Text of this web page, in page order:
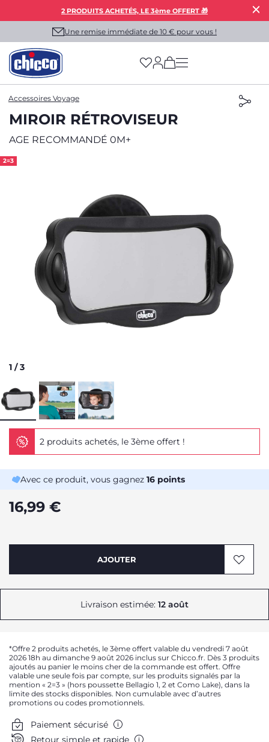
2 PRODUITS ACHETÉS, LE 3ème OFFERT 🎁
Une remise immédiate de 10 € pour vous !
(has more options
Accessoires Voyage
MIROIR RÉTROVISEUR
AGE RECOMMANDÉ 0M+
2=3
1 /3
2 produits achetés, le 3ème offert !
Avec ce produit, vous gagnez 16 points
16,99 €
AJOUTER
Livraison estimée: 12 août
*Offre 2 produits achetés, le 3ème offert valable du vendredi 7 août
2026 18h au dimanche 9 août 2026 inclus sur Chicco.fr. Dès 3 produits
ajoutés au panier le moins cher de la commande est offert. Offre
valable une seule fois par compte, sur les produits signalés par la
mention « 2=3 » (hors poussette Bellagio 1, 2 et Como Lake), dans la
limite des stocks disponibles. Non cumulable avec d’autres
promotions ou codes promotionnels.
Paiement sécurisé
Retour simple et rapide